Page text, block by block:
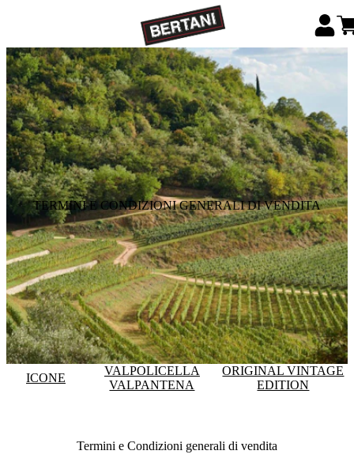
TERMINI E CONDIZIONI GENERALI DI VENDITA
ICONE
VALPOLICELLA
VALPANTENA
ORIGINAL VINTAGE
EDITION
Termini e Condizioni generali di vendita